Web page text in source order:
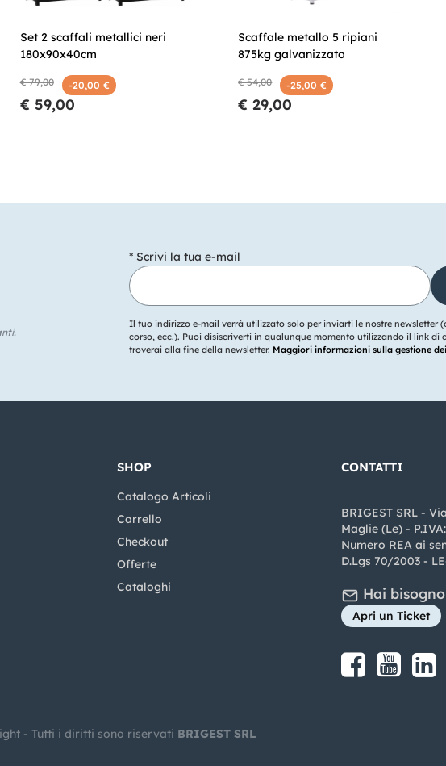
Set 2 scaffali metallici neri
180x90x40cm
€ 79,00 -20,00 €
€ 59,00
Scaffale metallo 5 ripiani
875kg galvanizzato
€ 54,00 -25,00 €
€ 29,00
* Scrivi la tua e-mail
Il tuo indirizzo e-mail verrà utilizzato solo per inviarti le nostre newsletter
corso, ecc.). Puoi disiscriverti in qualunque momento utilizzando il link di
troverai alla fine della newsletter. Maggiori informazioni sulla gestione
SHOP
Catalogo Articoli
Carrello
Checkout
Offerte
Cataloghi
CONTATTI
BRIGEST SRL -
Maglie (Le) -
Numero REA ai
D.Lgs 70/2003 -
Hai
Apri un Ticket
Share onShare
- Tutti i diritti sono riservati BRIGEST SRL